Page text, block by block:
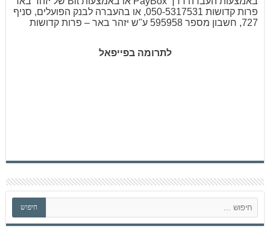
פרות קדושות 050-5317531, או בהעברה לבנק הפועלים, סניף
727, חשבון מספר 595958 ע"ש יזהר באר – פרות קדושות
לתרומה בפייפאל
פ
חיפוש